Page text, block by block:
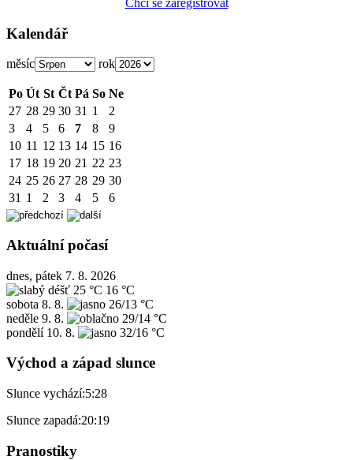
Kalendář
měsíc rok
Po Út St Čt Pá So Ne
27 28 29 30 31 1
2
3
4 5 6 7 8
9
10 11 12 13 14 15 16
17 18 19 20 21 22 23
24 25 26 27 28 29 30
31 1 2 3 4 5 6
Aktuální počasí
dnes, pátek 7. 8. 2026
25 °C 16 °C
sobota 8. 8.
26/13 °C
neděle 9. 8.
29/14 °C
pondělí 10. 8. 32/16 °C
Východ a západ slunce
Slunce vychází:5:28
Slunce zapadá:20:19
Pranostiky